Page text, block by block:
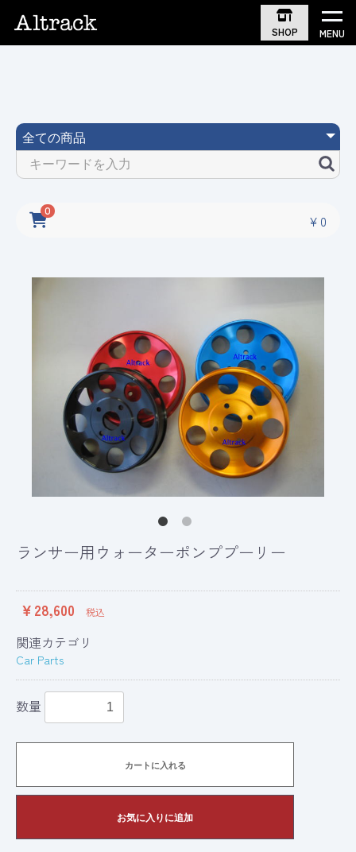
SHOP MENU
0
￥0
ランサー用ウォーターポンププーリー
￥28,600 税込
関連カテゴリ
Car Parts
数量
カートに入れる
お気に入りに追加